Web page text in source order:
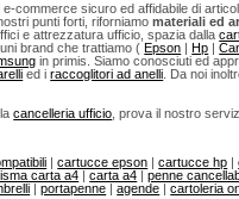
commerce sicuro ed affidabile di
punti forti, riforniamomateriali ed
e attrezzatura ufficio, spazia dalla
brand che trattiamo (Epson |Hp |
in primis. Siamo conosciuti ed
ed iraccoglitori ad anelli . Da noi
cancelleria ufficio , prova il nostro
|cartucce epson |cartucce hp |
carta a4 |carta a4 |penne
|portapenne |agende |cartoleria